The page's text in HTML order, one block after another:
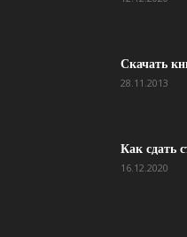
Скачать
28.11.2013
Как сдать
16.12.2020